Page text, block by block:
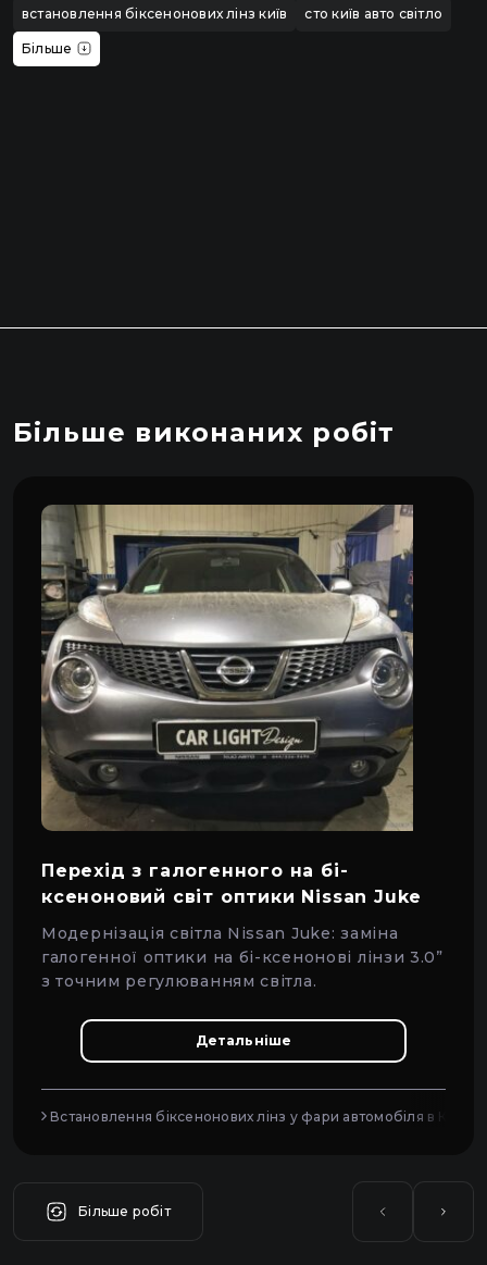
встановлення біксенонових лінз київ сто київ авто світло
Більше
Більше виконаних робіт
Перехід з галогенного на бі-
ксеноновий світ оптики Nissan Juke
Модернізація світла Nissan Juke: заміна
галогенної оптики на бі-ксенонові лінзи 3.0”
з точним регулюванням світла.
Детальніше
Встановлення біксенонових лінз у фари автомобіля в Києві
Більше робіт